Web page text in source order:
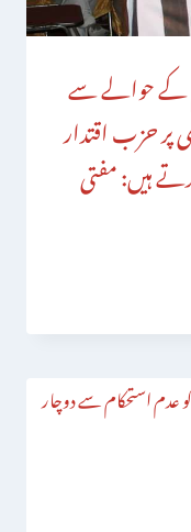
کے حوالے سے
پر حزب اقتدار
ہیں: مفتی